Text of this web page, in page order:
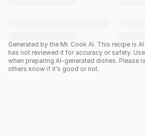
Generated by the Mr. Cook AI. This recipe is
has not reviewed it for accuracy or safety.
when preparing AI-generated dishes. Please
others know if it's good or not.